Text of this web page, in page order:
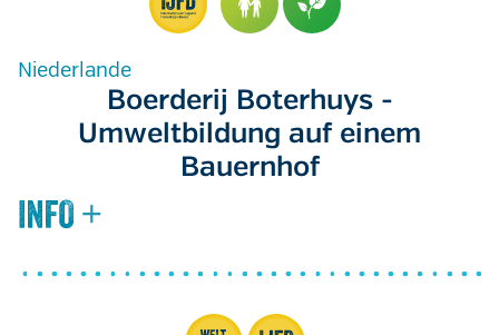
Niederlande
Boerderij Boterhuys -
Umweltbildung auf einem
Bauernhof